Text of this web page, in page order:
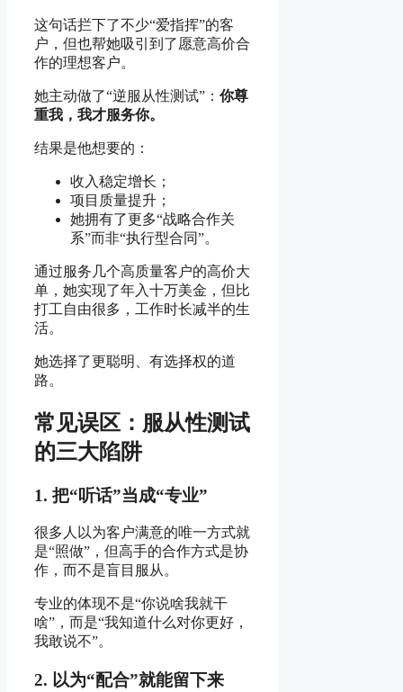
这句话拦下了不少“爱指挥”的客
户，但也帮她吸引到了愿意高价合
作的理想客户。
她主动做了“逆服从性测试”： 你尊
重我，我才服务你。
结果是他想要的：
收入稳定增长；
项目质量提升；
她拥有了更多“战略合作关
系”而非“执行型合同”。
通过服务几个高质量客户的高价大
单，她实现了年入十万美金，但比
打工自由很多，工作时长减半的生
活。
她选择了更聪明、有选择权的道
路。
常见误区：服从性测试
的三大陷阱
1. 把“听话”当成“专业”
很多人以为客户满意的唯一方式就
是“照做”，但高手的合作方式是协
作，而不是盲目服从。
专业的体现不是“你说啥我就干
啥”，而是“我知道什么对你更好，
我敢说不”。
2. 以为“配合”就能留下来